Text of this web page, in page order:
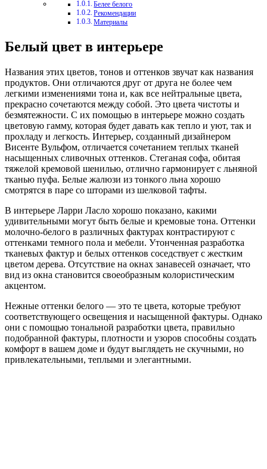
Белее белого
Рекомендации
Материалы
Белый цвет в интерьере
Названия этих цветов, тонов и оттенков звучат как названия
продуктов. Они отличаются друг от друга не более чем
легкими изменениями тона и, как все нейтральные цвета,
прекрасно сочетаются между собой. Это цвета чистоты и
безмятежности. С их помощью в интерьере можно создать
цветовую гамму, которая будет давать как тепло и уют, так и
прохладу и легкость. Интерьер, созданный дизайнером
Висенте Вульфом, отличается сочетанием теплых тканей
насыщенных сливочных оттенков. Стеганая софа, обитая
тяжелой кремовой шенилью, отлично гармонирует с льняной
тканью пуфа. Белые жалюзи из тонкого льна хорошо
смотрятся в паре со шторами из шелковой тафты.
В интерьере Ларри Ласло хорошо показано, какими
удивительными могут быть белые и кремовые тона. Оттенки
молочно-белого в различных фактурах контрастируют с
оттенками темного пола и мебели. Утонченная разработка
тканевых фактур и белых оттенков соседствует с жестким
цветом дерева. Отсутствие на окнах занавесей означает, что
вид из окна становится своеобразным колористическим
акцентом.
Нежные оттенки белого — это те цвета, которые требуют
соответствующего освещения и насыщенной фактуры. Однако
они с помощью тональной разработки цвета, правильно
подобранной фактуры, плотности и узоров способны создать
комфорт в вашем доме и будут выглядеть не скучными, но
привлекательными, теплыми и элегантными.